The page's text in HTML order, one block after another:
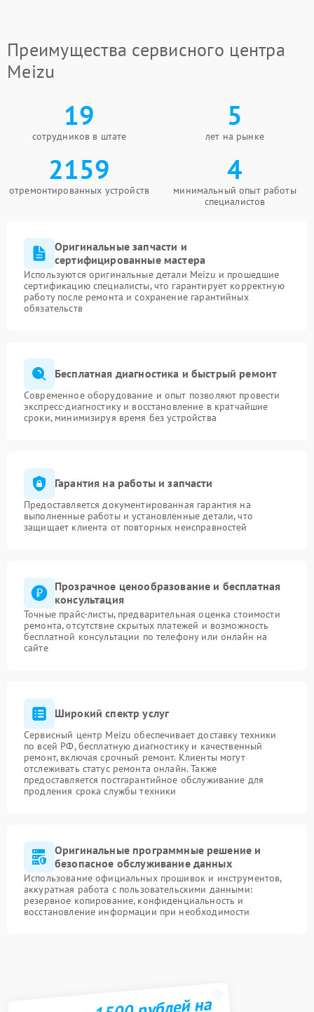
Преимущества сервисного центра
Meizu
19
сотрудников в штате
5
лет на рынке
2159
отремонтированных устройств
4
минимальный опыт работы
специалистов
Оригинальные запчасти и
сертифицированные мастера
Используются оригинальные детали Meizu и прошедшие
сертификацию специалисты, что гарантирует корректную
работу после ремонта и сохранение гарантийных
обязательств
Бесплатная диагностика и быстрый ремонт
Современное оборудование и опыт позволяют провести
экспресс-диагностику и восстановление в кратчайшие
сроки, минимизируя время без устройства
Гарантия на работы и запчасти
Предоставляется документированная гарантия на
выполненные работы и установленные детали, что
защищает клиента от повторных неисправностей
Прозрачное ценообразование и бесплатная
консультация
Точные прайс-листы, предварительная оценка стоимости
ремонта, отсутствие скрытых платежей и возможность
бесплатной консультации по телефону или онлайн на
сайте
Широкий спектр услуг
Сервисный центр Meizu обеспечивает доставку техники
по всей РФ, бесплатную диагностику и качественный
ремонт, включая срочный ремонт. Клиенты могут
отслеживать статус ремонта онлайн. Также
предоставляется постгарантийное обслуживание для
продления срока службы техники
Оригинальные программные решение и
безопасное обслуживание данных
Использование официальных прошивок и инструментов,
аккуратная работа с пользовательскими данными:
резервное копирование, конфиденциальность и
восстановление информации при необходимости